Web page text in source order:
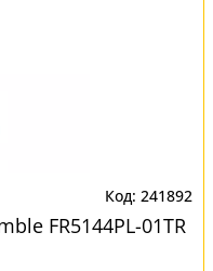
241892
FR5144PL-01TR